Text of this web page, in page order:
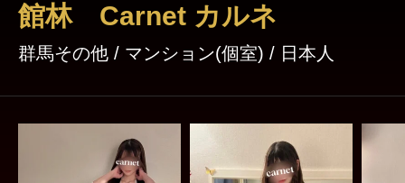
館林 Carnet カルネ
群馬その他 / マンション(個室) / 日本人